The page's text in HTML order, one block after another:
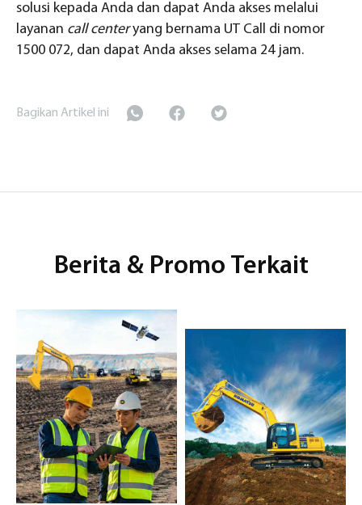
solusi kepada Anda dan dapat Anda akses melalui
layanan call centeryang bernama UT Call di nomor
1500 072, dan dapat Anda akses selama 24 jam.
Bagikan Artikel ini
Berita & Promo Terkait